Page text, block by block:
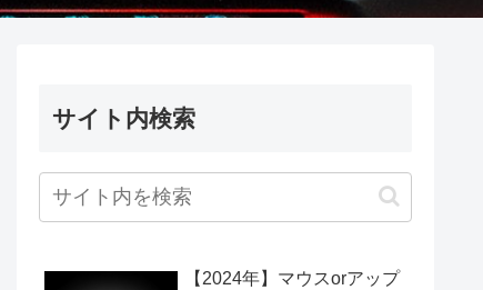
サイト内検索
【2024年】マウスorアップ